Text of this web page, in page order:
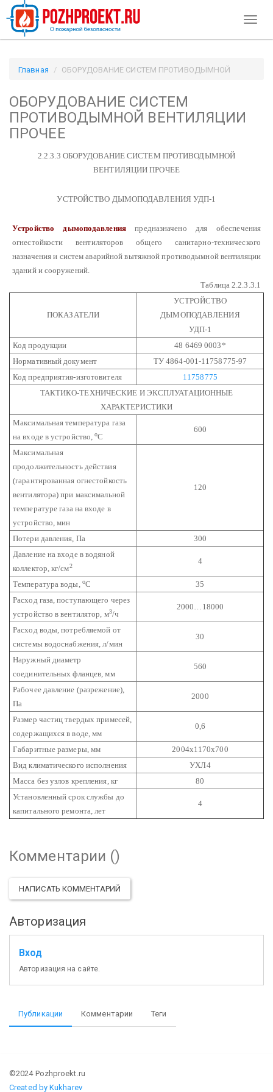
Главная
ОБОРУДОВАНИЕ СИСТЕМ ПРОТИВОДЫМНОЙ
ОБОРУДОВАНИЕ СИСТЕМ
ПРОТИВОДЫМНОЙ ВЕНТИЛЯЦИИ
ПРОЧЕЕ
2.2.3.3 ОБОРУДОВАНИЕ СИСТЕМ ПРОТИВОДЫМНОЙ
ВЕНТИЛЯЦИИ ПРОЧЕЕ
УСТРОЙСТВО ДЫМОПОДАВЛЕНИЯ УДП-1
Устройство дымоподавления
предназначено для обеспечения
огнестойкости вентиляторов общего санитарно-технического
назначения и систем аварийной вытяжной противодымной вентиляции
зданий и сооружений.
Таблица 2.2.3.3.1
ПОКАЗАТЕЛИ
УСТРОЙСТВО
ДЫМОПОДАВЛЕНИЯ
УДП-1
Код продукции
48 6469 0003*
Нормативный документ
ТУ 4864-001-11758775-97
Код предприятия-изготовителя
11758775
ТАКТИКО-ТЕХНИЧЕСКИЕ И ЭКСПЛУАТАЦИОННЫЕ
ХАРАКТЕРИСТИКИ
Максимальная температура газа
на входе в устройство,оС
600
Максимальная
продолжительность действия
(гарантированная огнестойкость
вентилятора) при максимальной
температурегаза на входе в
устройство, мин
120
Потери давления, Па
300
Давление на входе в водяной
коллектор, кг/см2
4
Температура воды, оС
35
Расход газа, поступающего через
устройство в вентилятор, м3/ч
2000…18000
Расход воды, потребляемой от
системы водоснабжения, л/мин
30
Наружный диаметр
соединительных фланцев, мм
560
Рабочее давление (разрежение),
Па
2000
Размер частиц твердых примесей,
содержащихся в воде, мм
0,6
Габаритные размеры, мм
2004х1170х700
Вид климатического исполнения
УХЛ4
Масса без узлов крепления, кг
80
Установленный срок службы до
капитального ремонта, лет
4
Комментарии ()
НАПИСАТЬ КОММЕНТАРИЙ
Авторизация
Вход
Авторизация на сайте.
Публикации Комментарии Теги
©2024 Pozhproekt.ru
Created by Kukharev